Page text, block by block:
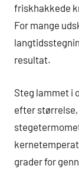
friskhakkede
For mange
resultat.
Steg lammet i
efter størrelse,
grader for